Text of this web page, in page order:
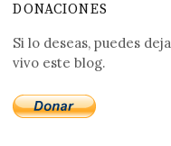
DONACIONES
Si lo deseas, puedes
vivo este blog.